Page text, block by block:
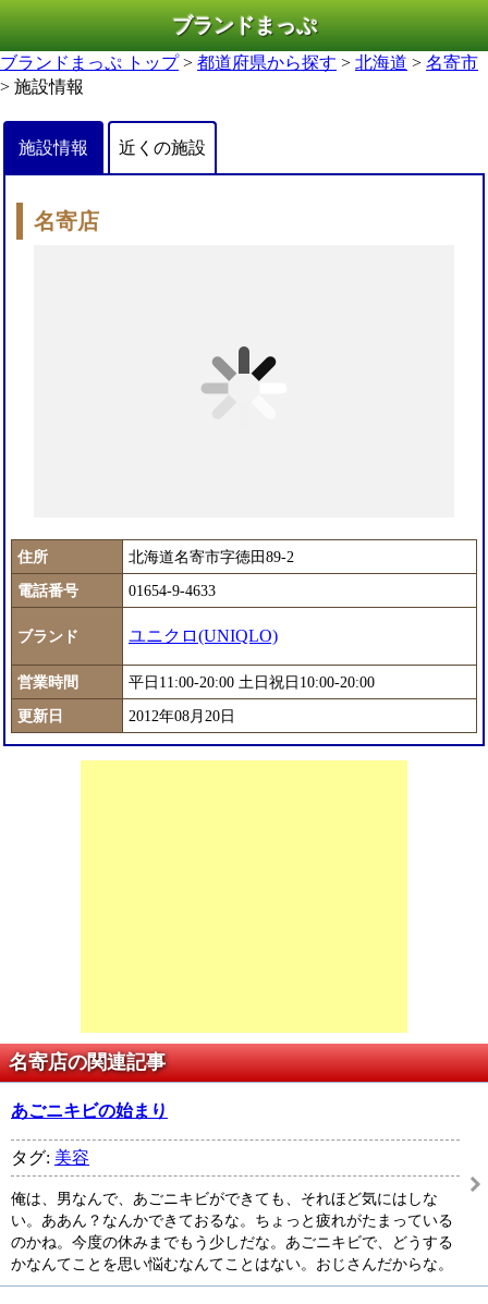
ブランドまっぷ
ブランドまっぷ トップ> 都道府県から探す > 北海道 > 名寄市
> 施設情報
施設情報 近くの施設
名寄店
住所
北海道名寄市字徳田89-2
電話番号
01654-9-4633
ブランド ユニクロ(UNIQLO)
営業時間
平日11:00-20:00 土日祝日10:00-20:00
更新日
2012年08月20日
名寄店の関連記事
あごニキビの始まり
タグ: 美容
俺は、男なんで、あごニキビができても、それほど気にはしな
い。ああん？なんかできておるな。ちょっと疲れがたまっている
のかね。今度の休みまでもう少しだな。あごニキビで、どうする
かなんてことを思い悩むなんてことはない。おじさんだからな。